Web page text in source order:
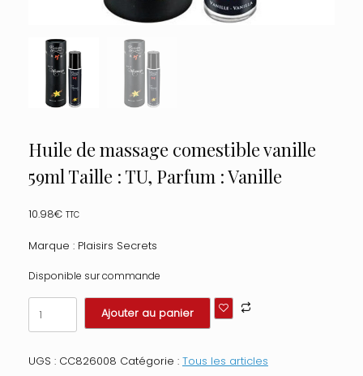
Huile de massage comestible vanille
59ml Taille : TU, Parfum : Vanille
10.98€ TTC
Marque : Plaisirs Secrets
Disponible sur commande
de
Huile
massage
Ajouter au panier
UGS : CC826008 Catégorie : Tous les articles